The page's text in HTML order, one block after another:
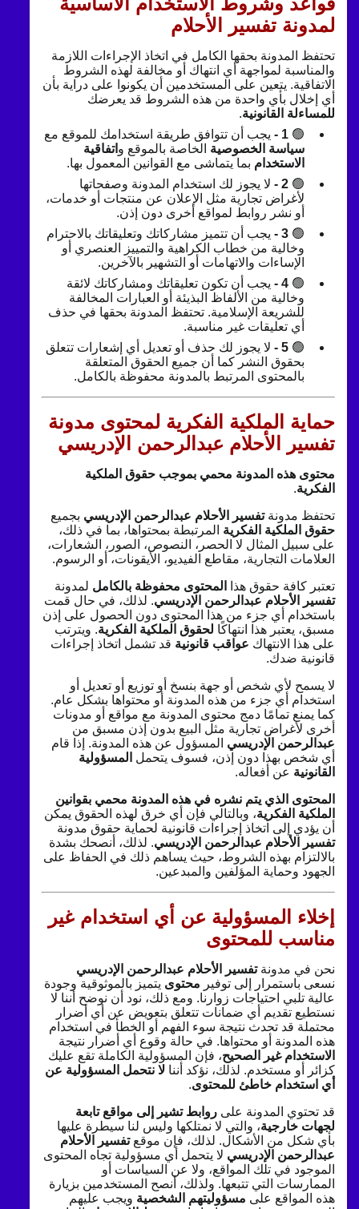
لمدونة تفسير الأحلام
تحتفظ المدونة بحقها الكامل في اتخاذ الإجراءات اللازمة
والمناسبة لمواجهة أي انتهاك أو مخالفة لهذه الشروط
الاتفاقية. يتعين على المستخدمين أن يكونوا على دراية بأن
أي إخلال بأي واحدة من هذه الشروط قد يعرضك
للمساءلة القانونية.
🟢
1 -
يجب أن تتوافق طريقة استخدامك للموقع مع
سياسة الخصوصية الخاصة بالموقع و اتفاقية
الاستخدام بما يتماشى مع القوانين المعمول بها.
🟢
2 -
لا يجوز لك استخدام المدونة وصفحاتها
لأغراض تجارية مثل الإعلان عن منتجات أو خدمات،
أو نشر روابط لمواقع أخرى دون إذن.
🟢
3 -
يجب أن تتميز مشاركاتك وتعليقاتك بالاحترام
وخالية من خطاب الكراهية والتمييز العنصري أو
الإساءات والاتهامات أو التشهير بالآخرين.
🟢
4 -
يجب أن تكون تعليقاتك ومشاركاتك لائقة
وخالية من الألفاظ البذيئة أو العبارات المخالفة
للشريعة الإسلامية. تحتفظ المدونة بحقها في حذف
أي تعليقات غير مناسبة.
🟢
5 -
لا يجوز لك حذف أو تعديل أي إشعارات تتعلق
بحقوق النشر كما أن جميع الحقوق المتعلقة
بالمحتوى المرتبط بالمدونة محفوظة بالكامل.
حماية الملكية الفكرية لمحتوى مدونة
تفسير الأحلام عبدالرحمن الإدريسي
محتوى هذه المدونة محمي بموجب حقوق الملكية
الفكرية.
تحتفظ مدونةتفسير الأحلام عبدالرحمن الإدريسي بجميع
حقوق الملكية الفكرية المرتبطة بمحتواها، بما في ذلك،
على سبيل المثال لا الحصر، النصوص، الصور، الشعارات،
العلامات التجارية، مقاطع الفيديو، الأيقونات، أو الرسوم.
تعتبر كافة حقوق هذا
المحتوى محفوظة بالكامل لمدونة
تفسير الأحلام عبدالرحمن الإدريسي. لذلك، في حال قمت
باستخدام أي جزء من هذا المحتوى دون الحصول على إذن
مسبق، يعتبر هذا انتهاكًا لحقوق الملكية الفكرية. ويترتب
على هذا الانتهاك عواقب قانونية قد تشمل اتخاذ إجراءات
قانونية ضدك.
لا يسمح لأي شخص أو جهة بنسخ أو توزيع أو تعديل أو
استخدام أي جزء من هذه المدونة أو محتواها بشكل عام.
كما يمنع تمامًا دمج محتوى المدونة مع مواقع أو مدونات
أخرى لأغراض تجارية مثل البيع بدون إذن مسبق من
عبدالرحمن الإدريسي المسؤول عن هذه المدونة. إذا قام
أي شخص بهذا دون إذن، فسوف يتحمل المسؤولية
القانونية عن أفعاله.
المحتوى الذي يتم نشره في هذه المدونة محمي بقوانين
الملكية الفكرية، وبالتالي فإن أي خرق لهذه الحقوق يمكن
أن يؤدي إلى اتخاذ إجراءات قانونية لحماية حقوق مدونة
تفسير الأحلام عبدالرحمن الإدريسي. لذلك، أنصحك بشدة
بالالتزام بهذه الشروط، حيث يساهم ذلك في الحفاظ على
الجهود وحماية المؤلفين والمبدعين.
إخلاء المسؤولية عن أي استخدام غير
مناسب للمحتوى
نحن في مدونةتفسير الأحلام عبدالرحمن الإدريسي
نسعى باستمرار إلى توفير محتوى يتميز بالموثوقية وجودة
عالية تلبي احتياجات زوارنا. ومع ذلك، نود أن نوضح أننا لا
نستطيع تقديم أي ضمانات تتعلق بتعويض عن أي أضرار
محتملة قد تحدث نتيجة سوء الفهم أو الخطأ في استخدام
هذه المدونة أو محتواها. في حالة وقوع أي أضرار نتيجة
الاستخدام غير الصحيح، فإن المسؤولية الكاملة تقع عليك
كزائر أو مستخدم. لذلك، نؤكد أننا لا نتحمل المسؤولية عن
أي استخدام خاطئ للمحتوى.
قد تحتوي المدونة على روابط تشير إلى مواقع تابعة
لجهات خارجية، والتي لا نمتلكها وليس لنا سيطرة عليها
بأي شكل من الأشكال. لذلك، فإن موقعتفسير الأحلام
عبدالرحمن الإدريسي لا يتحمل أي مسؤولية تجاه المحتوى
الموجود في تلك المواقع، ولا عن السياسات أو
الممارسات التي تتبعها. ولذلك، أنصح المستخدمين بزيارة
هذه المواقع على مسؤوليتهم الشخصية ويجب عليهم